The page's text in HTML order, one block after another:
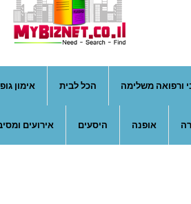
ורפואה משלימה הכל לבית אימון
אופנה היסעים אירועים